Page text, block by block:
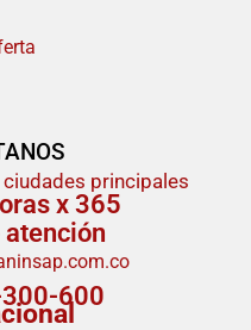
principales
x 365
600